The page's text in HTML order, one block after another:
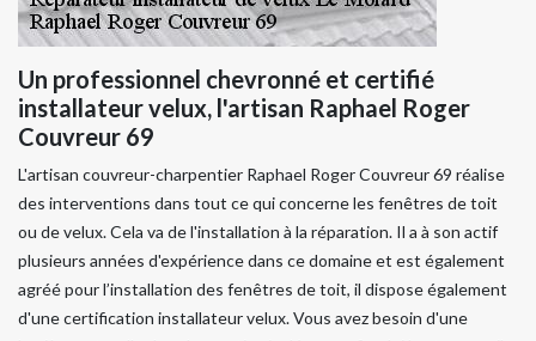
Un professionnel chevronné et certifié
installateur velux, l'artisan Raphael Roger
Couvreur 69
L'artisan couvreur-charpentier Raphael Roger Couvreur 69 réalise
des interventions dans tout ce qui concerne les fenêtres de toit
ou de velux. Cela va de l'installation à la réparation. Il a à son actif
plusieurs années d'expérience dans ce domaine et est également
agréé pour l’installation des fenêtres de toit, il dispose également
d'une certification installateur velux. Vous avez besoin d'une